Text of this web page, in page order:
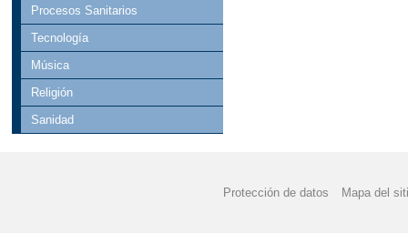
Procesos Sanitarios
Tecnología
Música
Religión
Sanidad
Protección de datos Mapa del